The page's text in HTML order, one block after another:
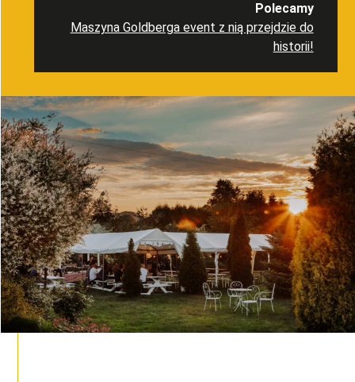
Polecamy
Maszyna Goldberga event z nią przejdzie do
historii!